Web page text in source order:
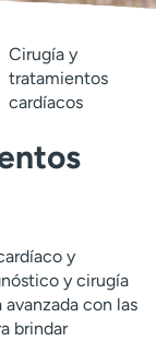
Cirugía y
tratamientos
cardíacos
y
y cirugía
con las
brindar